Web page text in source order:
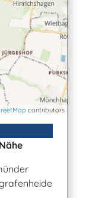
contributors